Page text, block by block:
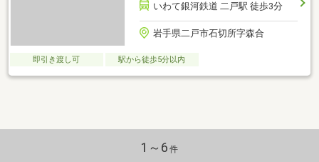
いわて銀河鉄道 二戸駅 徒歩3分
岩手県二戸市石切所字森合
即引き渡し可 駅から徒歩5分以内
1～6 件